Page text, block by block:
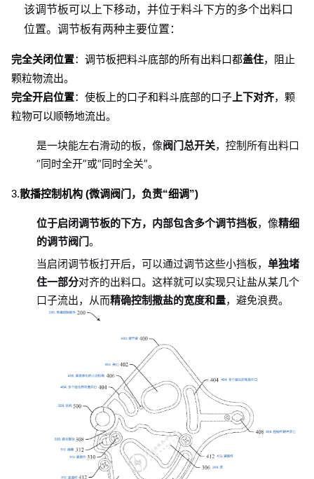
该调节板可以上下移动，并位于料斗下方的多个出料口
位置。调节板有两种主要位置：
完全关闭位置：调节板把料斗底部的所有出料口都盖住，阻止
颗粒物流出。
完全开启位置：使板上的口子和料斗底部的口子 上下对齐，颗
粒物可以顺畅地流出。
是一块能左右滑动的板，像阀门总开关，控制所有出料口
“同时全开”或“同时全关”。
3.散播控制机构 (微调阀门，负责“细调”)
位于启闭调节板的下方，内部包含多个调节挡板，像精细
的调节阀门。
当启闭调节板打开后，可以通过调节这些小挡板， 单独堵
住一部分对齐的出料口。这样就可以实现只让盐从某几个
口子流出，从而精确控制撒盐的宽度和量，避免浪费。